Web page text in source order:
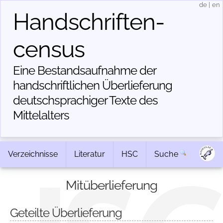
Handschriften­
census
Eine Bestandsaufnahme der
handschriftlichen Über­lieferung
deutschsprachiger Texte des
Mittelalters
de en
Verzeichnisse Literatur HSC Suche
Mitüberlieferung
Geteilte Überlieferung